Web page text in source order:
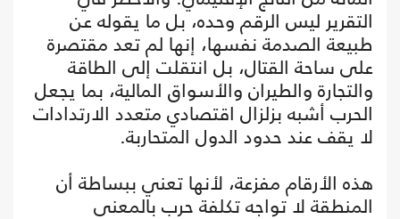
التقرير ليس الرقم وحده، بل ما يقوله عن
طبيعة الصدمة نفسها، إنها لم تعد مقتصرة
على ساحة القتال، بل انتقلت إلى الطاقة
والتجارة والطيران والأسواق المالية، بما يجعل
الحرب أشبه بزلزال اقتصادي متعدد الارتدادات
لا يقف عند حدود الدول المتحاربة.
هذه الأرقام مفزعة، لأنها تعني ببساطة أن
المنطقة لا تواجه تكلفة حرب بالمعنى